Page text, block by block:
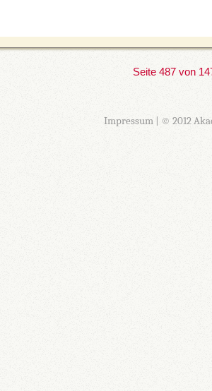
Seite 487 von
Impressum| © 2012